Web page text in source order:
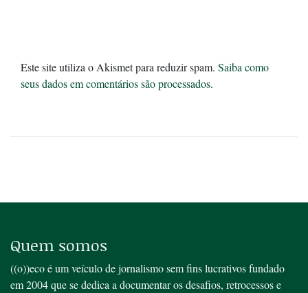
Este site utiliza o Akismet para reduzir spam. Saiba como
seus dados em comentários são processados.
Quem somos
((o))eco é um veículo de jornalismo sem fins lucrativos fundado
em 2004 que se dedica a documentar os desafios, retrocessos e